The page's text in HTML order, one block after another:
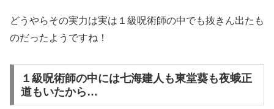
どうやらその実力は実は１級呪術師の中でも抜きん出たも
のだったようですね！
１級呪術師の中には七海建人も東堂葵も夜蛾正
道もいたから…